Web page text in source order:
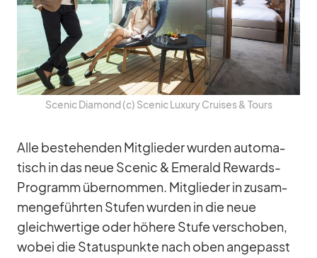
Scenic Dia­mond (c) Scenic Lu­xury Crui­ses & Tours
Alle be­stehen­den Mit­glie­der wur­den au­to­ma­
tisch in das neue Scenic & Emer­ald Re­wards-
Pro­gramm über­nom­men. Mit­glie­der in zu­sam­
men­ge­führ­ten Stu­fen wur­den in die neue
gleich­wer­tige oder hö­here Stufe ver­scho­ben,
wo­bei die Sta­tus­punkte nach oben an­ge­passt